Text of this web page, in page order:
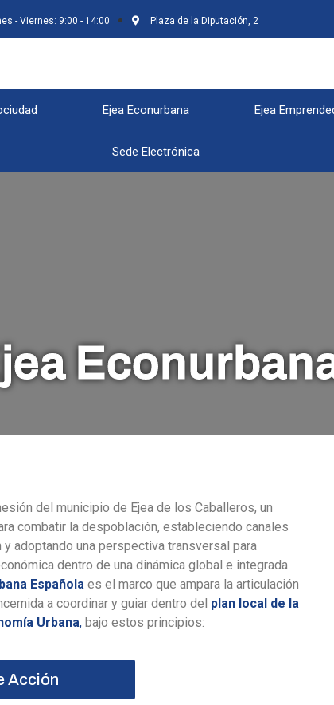
- Viernes: 9:00 - 14:00 Plaza de la Diputación, 2
Ejea Econurbana Ejea
Sede Electrónica
del municipio de Ejea de los Caballeros, un
combatir la despoblación, estableciendo canales
adoptando una perspectiva transversal para
dentro de una dinámica global e integrada
Española es el marco que ampara la articulación
a coordinar y guiar dentro del plan local de la
Urbana, bajo estos principios:
Acción